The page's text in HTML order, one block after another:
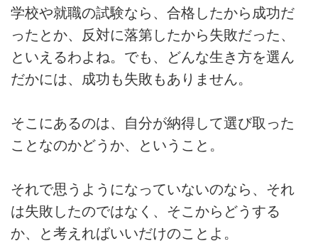
学校や就職の試験なら、合格したから成功だ
ったとか、反対に落第したから失敗だった、
といえるわよね。でも、どんな生き方を選ん
だかには、成功も失敗もありません。
そこにあるのは、自分が納得して選び取った
ことなのかどうか、ということ。
それで思うようになっていないのなら、それ
は失敗したのではなく、そこからどうする
か、と考えればいいだけのことよ。